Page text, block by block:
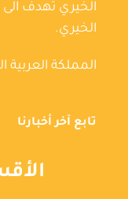
الخيري تهدف
الخيري.
المملكة
تابع آخر أخبارنا